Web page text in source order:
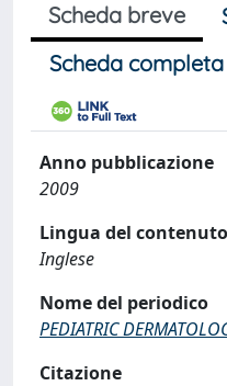
Scheda breve
Scheda completa
Anno pubblicazione
2009
Lingua del contenuto
Inglese
Nome del periodico
PEDIATRIC
Citazione